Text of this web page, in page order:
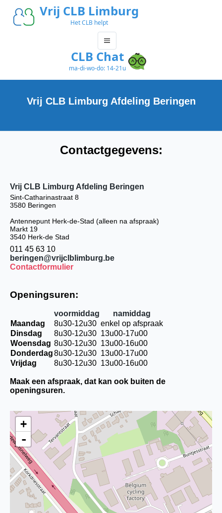
Vrij CLB Limburg
Het CLB helpt
CLB Chat
ma-di-wo-do: 14-21u
Vrij CLB Limburg Afdeling Beringen
Contactgegevens:
Vrij CLB Limburg Afdeling Beringen
Sint-Catharinastraat 8
3580 Beringen
Antennepunt Herk-de-Stad (alleen na afspraak)
Markt 19
3540 Herk-de Stad
011 45 63 10
beringen@vrijclblimburg.be
Contactformulier
Openingsuren:
voormiddag
namiddag
Maandag
8u30-12u30 enkel op afspraak
Dinsdag
8u30-12u30 13u00-17u00
Woensdag 8u30-12u30 13u00-16u00
Donderdag8u30-12u30 13u00-17u00
Vrijdag
8u30-12u30 13u00-16u00
Maak een afspraak, dat kan ook buiten de
openingsuren.
+
-